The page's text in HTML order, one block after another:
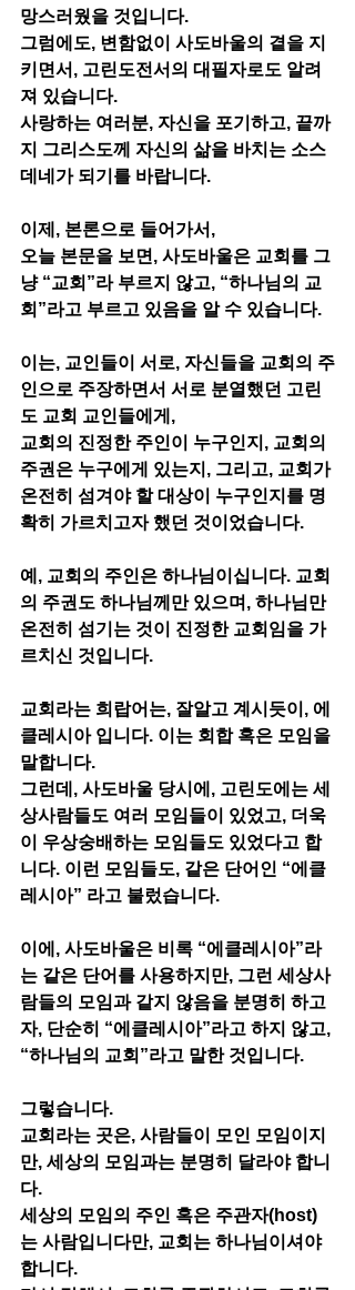
망스러웠을 것입니다.
그럼에도, 변함없이 사도바울의 곁을 지
키면서, 고린도전서의 대필자로도 알려
져 있습니다.
사랑하는 여러분, 자신을 포기하고, 끝까
지 그리스도께 자신의 삶을 바치는 소스
데네가 되기를 바랍니다.
이제, 본론으로 들어가서,
오늘 본문을 보면, 사도바울은 교회를 그
냥 “교회”라 부르지 않고, “하나님의 교
회”라고 부르고 있음을 알 수 있습니다.
이는, 교인들이 서로, 자신들을 교회의 주
인으로 주장하면서 서로 분열했던 고린
도 교회 교인들에게,
교회의 진정한 주인이 누구인지, 교회의
주권은 누구에게 있는지, 그리고, 교회가
온전히 섬겨야 할 대상이 누구인지를 명
확히 가르치고자 했던 것이었습니다.
예, 교회의 주인은 하나님이십니다. 교회
의 주권도 하나님께만 있으며, 하나님만
온전히 섬기는 것이 진정한 교회임을 가
르치신 것입니다.
교회라는 희랍어는, 잘알고 계시듯이, 에
클레시아 입니다. 이는 회합 혹은 모임을
말합니다.
그런데, 사도바울 당시에, 고린도에는 세
상사람들도 여러 모임들이 있었고, 더욱
이 우상숭배하는 모임들도 있었다고 합
니다. 이런 모임들도, 같은 단어인 “에클
레시아” 라고 불렀습니다.
이에, 사도바울은 비록 “에클레시아”라
는 같은 단어를 사용하지만, 그런 세상사
람들의 모임과 같지 않음을 분명히 하고
자, 단순히 “에클레시아”라고 하지 않고,
“하나님의 교회”라고 말한 것입니다.
그렇습니다.
교회라는 곳은, 사람들이 모인 모임이지
만, 세상의 모임과는 분명히 달라야 합니
다.
세상의 모임의 주인 혹은 주관자(host)
는 사람입니다만, 교회는 하나님이셔야
합니다.